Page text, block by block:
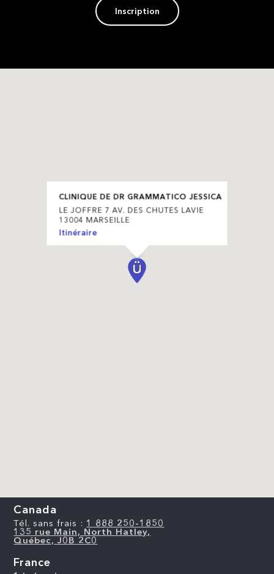
Inscription
CLINIQUE DE DR GRAMMATICO JESSICA
LE JOFFRE 7 AV. DES CHUTES LAVIE
13004 MARSEILLE
Itinéraire
Canada
Tél. sans frais : 1 888 250-1850
135 rue Main, North Hatley,
Québec, J0B 2C0
France